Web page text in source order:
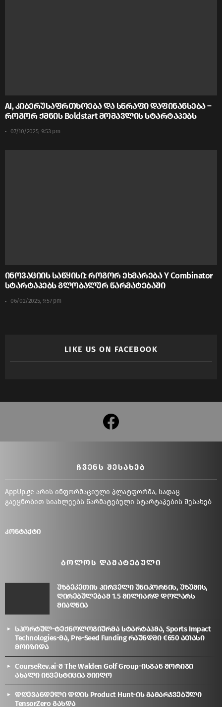
AI, კიბერუსაფრთხოება და სწრაფი დაფინანსება –
როგორ ქმნის Boldstart მომავლის სტარტაპებს
07/10/2025, 9:53 pm
ინოვაციის საწყისი: როგორ ეხმარება Y Combinator
სტარტაპებს გლობალურ წარმატებაში
06/02/2025, 9:57 pm
LIKE US ON FACEBOOK
facebook
ᲩᲕᲔᲜᲡ ᲨᲔᲡᲐᲮᲔᲑ
AppUp.ge არის ინფორმაციული პლატფორმა, სადაც
გაეცნობით სიახლეებს წარმატებული სტარტაპების შესახებ
კონტაქტი
ᲑᲝᲚᲝᲡ ᲓᲐᲛᲐᲢᲔᲑᲣᲚᲘ
უზბეკეთის პირველი უნიკორნის, უზუმის,
ღირებულებამ 1.5 მილიარდ დოლარს
მიაღწია
სპორტულ-ტექნოლოგიურმა სტარტაპმა, Sports Impact
Technologies-მა, Pre-Seed Funding რაუნდში €650 ათასი
მოიზიდა
CourseRev.ai-მ The Walden Golf Group-ისგან მორიგი
ახალი ინვესტიცია მიიღო
დღევანდელი დღის Product Hunt-ის გამარჯვებული
TensorZero გახდა